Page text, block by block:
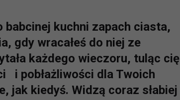
kuchni zapach ciasta,
gdy wracałeś do niej ze
każdego wieczoru, tuląc cię
i pobłażliwości dla Twoich
jak kiedyś. Widzą coraz słabiej